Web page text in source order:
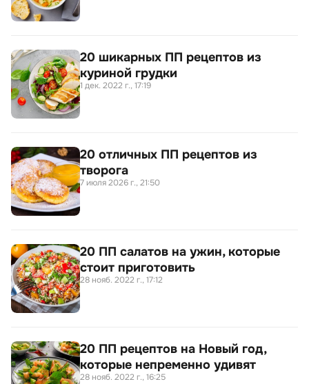
20 шикарных ПП рецептов из
куриной грудки
1 дек. 2022 г., 17:19
20 отличных ПП рецептов из
творога
7 июля 2026 г., 21:50
20 ПП салатов на ужин, которые
стоит приготовить
28 нояб. 2022 г., 17:12
20 ПП рецептов на Новый год,
которые непременно удивят
28 нояб. 2022 г., 16:25